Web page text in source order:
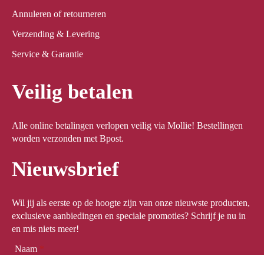
Annuleren of retourneren
Verzending & Levering
Service & Garantie
Veilig betalen
Alle online betalingen verlopen veilig via Mollie! Bestellingen
worden verzonden met Bpost.
Nieuwsbrief
Wil jij als eerste op de hoogte zijn van onze nieuwste producten,
exclusieve aanbiedingen en speciale promoties? Schrijf je nu in
en mis niets meer!
Naam *